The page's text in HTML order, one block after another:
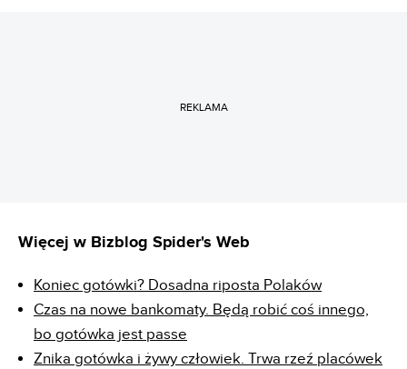
REKLAMA
Więcej w Bizblog Spider's Web
Koniec gotówki? Dosadna riposta Polaków
Czas na nowe bankomaty. Będą robić coś innego,
bo gotówka jest passe
Znika gotówka i żywy człowiek. Trwa rzeź placówek